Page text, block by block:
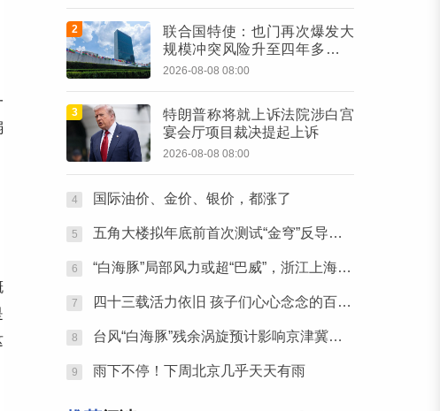
2
联合国特使：也门再次爆发大
规模冲突风险升至四年多来最
高水平
2026-08-08 08:00
3
特朗普称将就上诉法院涉白宫
宴会厅项目裁决提起上诉
2026-08-08 08:00
4 国际油价、金价、银价，都涨了
5 五角大楼拟年底前首次测试“金穹”反导系统
6 “白海豚”局部风力或超“巴威”，浙江上海处于台风危险半圆
7 四十三载活力依旧 孩子们心心念念的百队杯开幕了！
8 台风“白海豚”残余涡旋预计影响京津冀等地
9 雨下不停！下周北京几乎天天有雨